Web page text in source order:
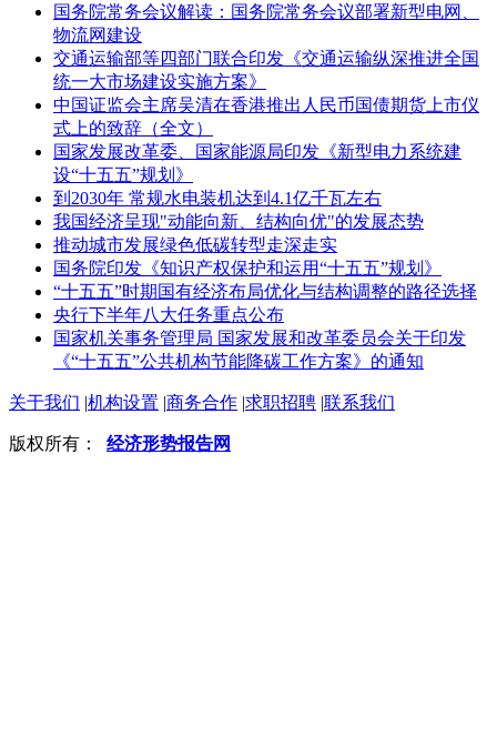
国务院常务会议解读：国务院常务会议部署新型电网、
物流网建设
交通运输部等四部门联合印发《交通运输纵深推进全国
统一大市场建设实施方案》
中国证监会主席吴清在香港推出人民币国债期货上市仪
式上的致辞（全文）
国家发展改革委、国家能源局印发《新型电力系统建
设“十五五”规划》
到2030年 常规水电装机达到4.1亿千瓦左右
我国经济呈现"动能向新、结构向优"的发展态势
推动城市发展绿色低碳转型走深走实
国务院印发《知识产权保护和运用“十五五”规划》
“十五五”时期国有经济布局优化与结构调整的路径选择
央行下半年八大任务重点公布
国家机关事务管理局 国家发展和改革委员会关于印发
《“十五五”公共机构节能降碳工作方案》的通知
关于我们 |机构设置 |商务合作 |求职招聘 |联系我们
版权所有： 经济形势报告网